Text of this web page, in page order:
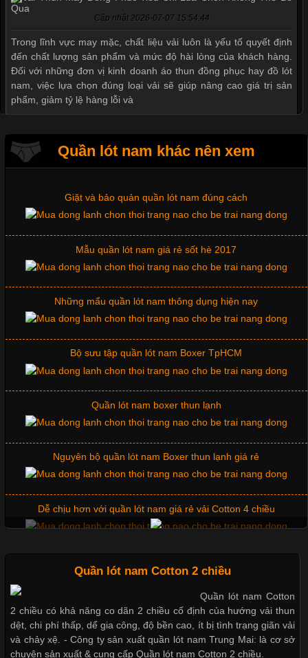
Cập nhật 2026-07-07 15:54:44
Trong lĩnh vực may mặc, chất liệu vải luôn là yếu tố quyết định
đến chất lượng sản phẩm và mức độ hài lòng của khách hàng.
Đối với những đơn vị kinh doanh áo thun đồng phục hay đồ lót
nam, việc lựa chọn đúng loại vải sẽ giúp nâng cao giá trị sản
phẩm, giảm tỷ lệ hàng lỗi và
Áo thun là một trong những trang phục phổ biến nhất hiện nay
nhờ tính tiện dụng, dễ phối đồ và phù hợp với nhiều đối tượng.
quan trọng tạo nên phong cách riêng cho từng sản phẩm. Mỗi
loại cổ áo sẽ mang đến một vẻ đẹp khác
Những Mẫu Áo Thun Đồng Phục Công Ty Được Ưa
Chuộng Hiện Nay
Cập nhật 2026-06-01 14:23:34
Trong môi trường kinh doanh hiện đại, việc xây dựng hình ảnh
chuyên nghiệp đóng vai trò quan trọng đối với sự phát triển của
doanh nghiệp. Một trong những giải pháp hiệu quả được nhiều
đơn vị lựa chọn hiện nay là sử dụng áo thun đồng phục công ty.
Không chỉ giúp tạo sự đồng bộ, áo thun
Chất Liệu Lycra Có Gì Đặc Biệt Trong Ngành Thời Trang?
Cập nhật 2026-05-27 17:03:46
Quần lót nam khác nên xem
Thị hiều quần lót nam bơi lội nam và nữ 2017
Xu hướng thời trang trẻ và quần lót nam giá sỉ
Giặt và bảo quản quần lót nam đúng cách
Mẫu quần lót nam giá rẻ sốt hè 2017
Những mẩu quần lót nam thông dụng hiện nay
Bộ sưu tập quần lót nam Boxer TpHCM
Quần lót nam boxer thun lạnh
Nguyên bộ quần lót nam Boxer thun lạnh giá rẻ
Dễ chịu hơn với quần lót nam giá rẻ vải Cotton 4 chiều
Mẫu quần short quần lót nam nữ hè thu 2017
Xu hướng thời trang trẻ và quần lót nam giá sỉ
Quần lót nam Cotton 2 chiều
Quần lót nam Cotton
2 chiều có khả năng co dãn 2 chiều cố định của hướng vải thun
dệt, chi phí thấp, dể gia công, độ bền cao, ít bị tình trạng giãn vải
và chảy xệ. - Công ty sản xuất quần lót nam Trung Mai: là cơ sở
chuyên sản xuất & cung cấp Quần lót nam Cotton 2 chiều.